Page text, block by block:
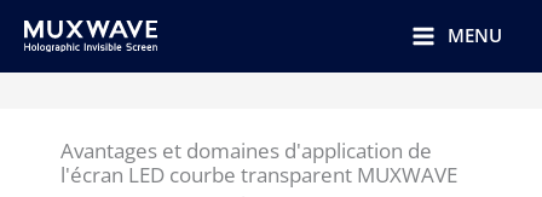
MENU
Avantages et domaines d'application de
l'écran LED courbe transparent MUXWAVE